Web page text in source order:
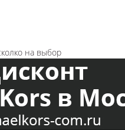
на выбор